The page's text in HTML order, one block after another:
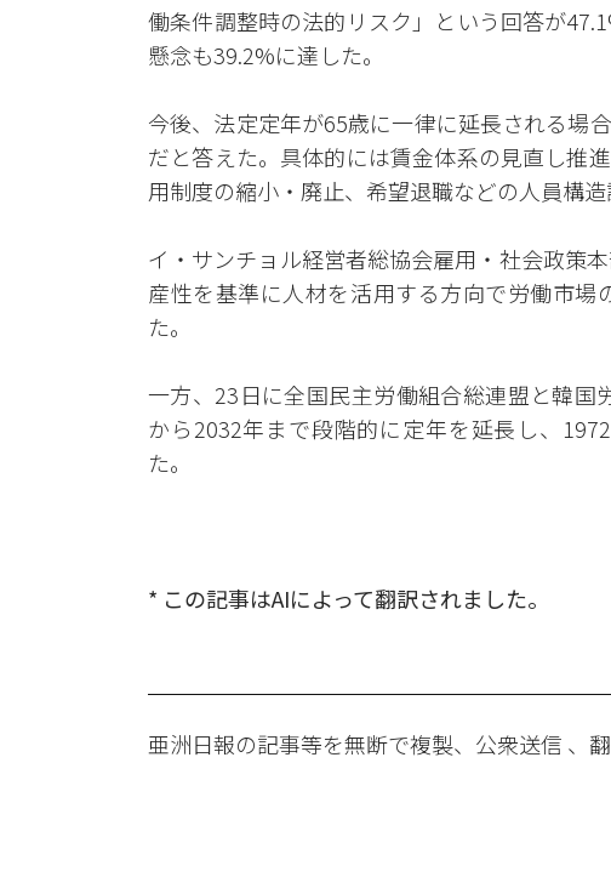
働条件調整時の法的リスク」という回答が
懸念も39.2%に達した。
今後、法定定年が65歳に一律に延長される場
だと答えた。具体的には賃金体系の見直し推
用制度の縮小・廃止、希望退職などの人員構造
イ・サンチョル経営者総協会雇用・社会政策
産性を基準に人材を活用する方向で労働市
た。
一方、23日に全国民主労働組合総連盟と韓
から2032年まで段階的に定年を延長し、
た。
* この記事はAIによって翻訳されました。
亜洲日報の記事等を無断で複製、公衆送信 、